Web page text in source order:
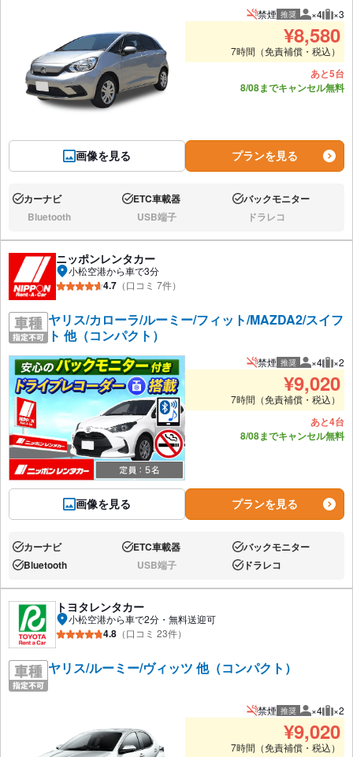
画像を見る
禁煙 推奨 推奨人数
×4 推
×3
¥8,580
7時間（免責補償・税込）
あと5台
8/08までキャンセル無料
プランを見る
あり:カーナビ あり:ETC車載器 あり:バックモニター
なし:Bluetooth なし:USB端子 なし:ドラレコ
ニッポンレンタカー
小松空港から車で3分
4.7 （口コミ 7件）
ヤリス/カローラ/ルーミー/フィット/MAZDA2/スイフ
ト 他（コンパクト）
画像を見る
禁煙 推奨 推奨人数
×4 推
×2
¥9,020
7時間（免責補償・税込）
あと4台
8/08までキャンセル無料
プランを見る
あり:カーナビ あり:ETC車載器 あり:バックモニター
あり:Bluetooth なし:USB端子 あり:ドラレコ
トヨタレンタカー
小松空港から車で2分・無料送迎可
4.8 （口コミ 23件）
ヤリス/ルーミー/ヴィッツ 他（コンパクト）
禁煙 推奨 推奨人数
×4 推
×2
¥9,020
7時間（免責補償・税込）